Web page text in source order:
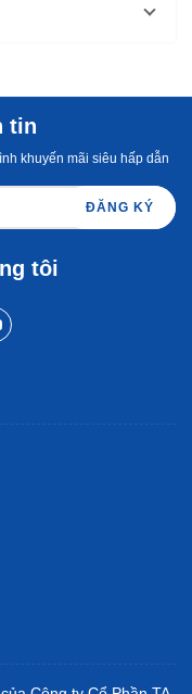
tin
khuyến mãi siêu hấp dẫn
ĐĂNG KÝ
tôi